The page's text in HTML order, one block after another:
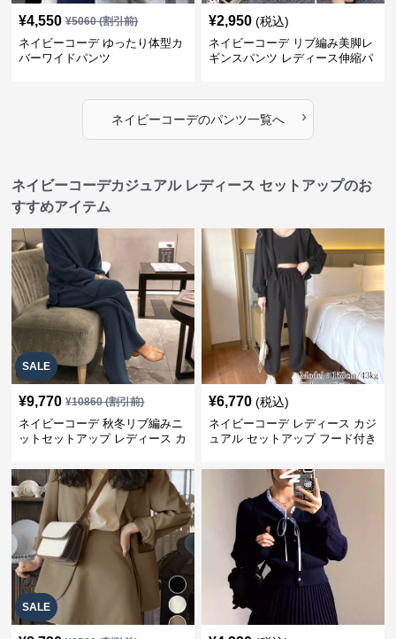
¥4,550 ¥5060(割引前)
ネイビーコーデ ゆったり体型カ
バーワイドパンツ
¥2,950 (税込)
ネイビーコーデ リブ編み美脚レ
ギンスパンツ レディース伸縮パ
ネイビーコーデのパンツ一覧へ ›
ネイビーコーデカジュアル レディース セットアップのお
すすめアイテム
SALE
¥9,770 ¥10860(割引前)
ネイビーコーデ 秋冬リブ編みニ
ットセットアップ レディース カ
¥6,770 (税込)
ネイビーコーデ レディース カジ
ュアル セットアップ フード付き
SALE